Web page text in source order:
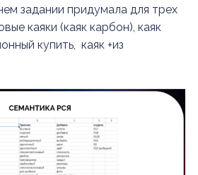
задании придумала для трех
каяки (каяк карбон), каяк
купить, каяк +из